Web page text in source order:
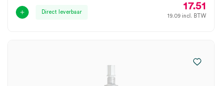
Direct leverbaar
17.51
19.09 incl. BTW